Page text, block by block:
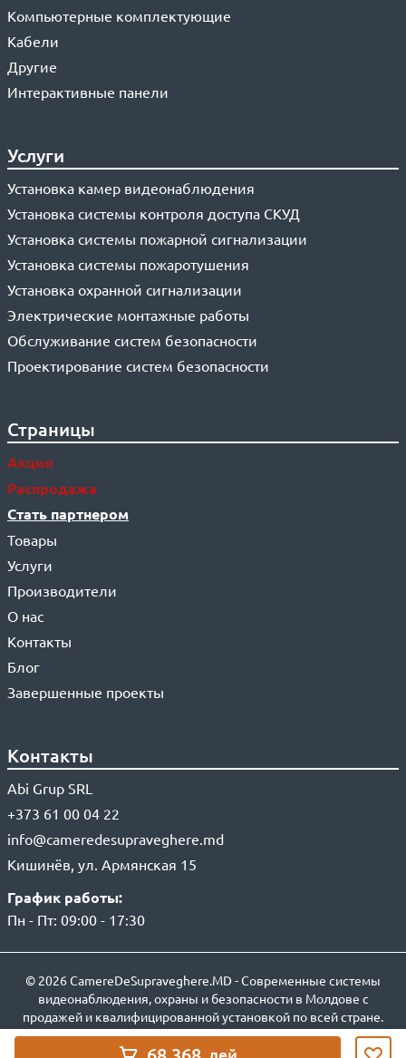
Компьютерные комплектующие
Кабели
Другие
Интерактивные панели
Услуги
Установка камер видеонаблюдения
Установка системы контроля доступа СКУД
Установка системы пожарной сигнализации
Установка системы пожаротушения
Установка охранной сигнализации
Электрические монтажные работы
Обслуживание систем безопасности
Проектирование систем безопасности
Страницы
Акции
Распродажа
Стать партнером
Товары
Услуги
Производители
О нас
Контакты
Блог
Завершенные проекты
Контакты
Abi Grup SRL
+373 61 00 04 22
info@cameredesupraveghere.md
Кишинёв, ул. Армянская 15
График работы:
Пн - Пт: 09:00 - 17:30
© 2026 CamereDeSupraveghere.MD - Современные системы
видеонаблюдения, охраны и безопасности в Молдове с
продажей и квалифицированной установкой по всей стране.